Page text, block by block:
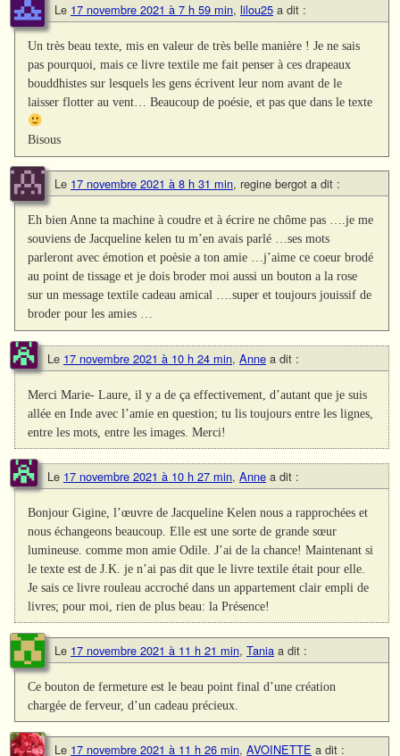
Le 17 novembre 2021 à 7 h 59 min, lilou25 a dit :
Un très beau texte, mis en valeur de très belle manière ! Je ne sais
pas pourquoi, mais ce livre textile me fait penser à ces drapeaux
bouddhistes sur lesquels les gens écrivent leur nom avant de le
laisser flotter au vent… Beaucoup de poésie, et pas que dans le texte
Bisous
Le 17 novembre 2021 à 8 h 31 min, regine bergot a dit :
Eh bien Anne ta machine à coudre et à écrire ne chôme pas ….je me
souviens de Jacqueline kelen tu m’en avais parlé …ses mots
parleront avec émotion et poèsie a ton amie …j’aime ce coeur brodé
au point de tissage et je dois broder moi aussi un bouton a la rose
sur un message textile cadeau amical ….super et toujours jouissif de
broder pour les amies …
Le 17 novembre 2021 à 10 h 24 min, Anne a dit :
Merci Marie- Laure, il y a de ça effectivement, d’autant que je suis
allée en Inde avec l’amie en question; tu lis toujours entre les lignes,
entre les mots, entre les images. Merci!
Le 17 novembre 2021 à 10 h 27 min, Anne a dit :
Bonjour Gigine, l’œuvre de Jacqueline Kelen nous a rapprochées et
nous échangeons beaucoup. Elle est une sorte de grande sœur
lumineuse. comme mon amie Odile. J’ai de la chance! Maintenant si
le texte est de J.K. je n’ai pas dit que le livre textile était pour elle.
Je sais ce livre rouleau accroché dans un appartement clair empli de
livres; pour moi, rien de plus beau: la Présence!
Le 17 novembre 2021 à 11 h 21 min, Tania a dit :
Ce bouton de fermeture est le beau point final d’une création
chargée de ferveur, d’un cadeau précieux.
Le 17 novembre 2021 à 11 h 26 min, AVOINETTE a dit :